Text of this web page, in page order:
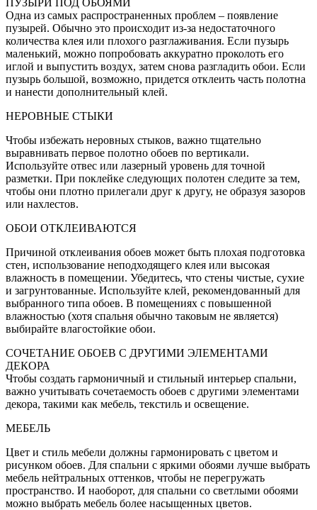
Одна из самых распространенных проблем – появление
пузырей. Обычно это происходит из-за недостаточного
количества клея или плохого разглаживания. Если пузырь
маленький, можно попробовать аккуратно проколоть его
иглой и выпустить воздух, затем снова разгладить обои. Если
пузырь большой, возможно, придется отклеить часть полотна
и нанести дополнительный клей.
НЕРОВНЫЕ СТЫКИ
Чтобы избежать неровных стыков, важно тщательно
выравнивать первое полотно обоев по вертикали.
Используйте отвес или лазерный уровень для точной
разметки. При поклейке следующих полотен следите за тем,
чтобы они плотно прилегали друг к другу, не образуя зазоров
или нахлестов.
ОБОИ ОТКЛЕИВАЮТСЯ
Причиной отклеивания обоев может быть плохая подготовка
стен, использование неподходящего клея или высокая
влажность в помещении. Убедитесь, что стены чистые, сухие
и загрунтованные. Используйте клей, рекомендованный для
выбранного типа обоев. В помещениях с повышенной
влажностью (хотя спальня обычно таковым не является)
выбирайте влагостойкие обои.
СОЧЕТАНИЕ ОБОЕВ С ДРУГИМИ ЭЛЕМЕНТАМИ
ДЕКОРА
Чтобы создать гармоничный и стильный интерьер спальни,
важно учитывать сочетаемость обоев с другими элементами
декора, такими как мебель, текстиль и освещение.
МЕБЕЛЬ
Цвет и стиль мебели должны гармонировать с цветом и
рисунком обоев. Для спальни с яркими обоями лучше выбрать
мебель нейтральных оттенков, чтобы не перегружать
пространство. И наоборот, для спальни со светлыми обоями
можно выбрать мебель более насыщенных цветов.